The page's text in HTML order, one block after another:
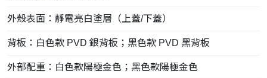
外殼表面：靜電亮白塗層（上蓋/下蓋）
背板：白色款 PVD 銀背板；黑色款 PVD 黑背板
外部配重：白色款陽極金色；黑色款陽極金色